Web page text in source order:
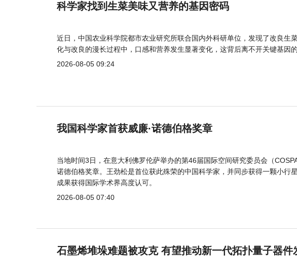
科学家找到生菜美味又营养的基因密码
近日，中国农业科学院都市农业研究所联合国内外科研单位，发现了改良生
化与改良的漫长过程中，口感和营养发生显著变化，这背后离不开关键基因的
2026-08-05 09:24
我国科学家首获威廉·诺德伯格奖章
当地时间3日，在意大利佛罗伦萨举办的第46届国际空间研究委员会（
诺德伯格奖章。王劲松是首位获此殊荣的中国科学家，并同步获得一颗小行
成果获得国际学术界高度认可。
2026-08-05 07:40
石墨烯堆垛难题被攻克 有望推动新一代拓扑量子器件